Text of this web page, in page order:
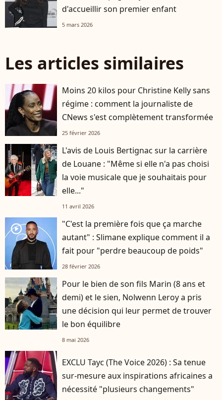
d'accueillir son premier enfant
5 mars 2026
Les articles similaires
Moins 20 kilos pour Christine Kelly sans
régime : comment la journaliste de
CNews s'est complètement transformée
25 février 2026
L'avis de Louis Bertignac sur la carrière
de Louane : "Même si elle n'a pas choisi
la voie musicale que je souhaitais pour
elle..."
11 avril 2026
player2
"C'est la première fois que ça marche
autant" : Slimane explique comment il a
fait pour "perdre beaucoup de poids"
28 février 2026
Pour le bien de son fils Marin (8 ans et
demi) et le sien, Nolwenn Leroy a pris
une décision qui leur permet de trouver
le bon équilibre
8 mai 2026
EXCLU Tayc (The Voice 2026) : Sa tenue
sur-mesure aux inspirations africaines a
nécessité "plusieurs changements"